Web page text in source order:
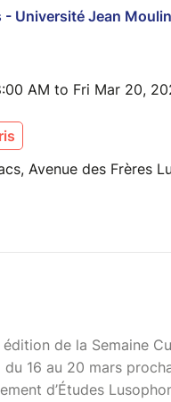
- Université Jean
AM to Fri Mar 20,
Avenue des Frères
de la Semaine
16 au 20 mars
d’Études